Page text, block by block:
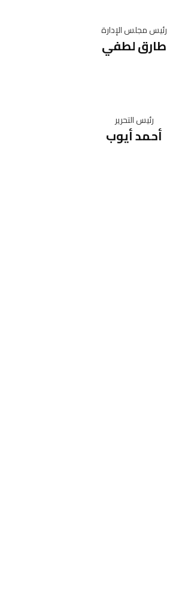
رئيس مجلس الإدارة
طارق لطفي
رئيس التحرير
أحمد أيوب